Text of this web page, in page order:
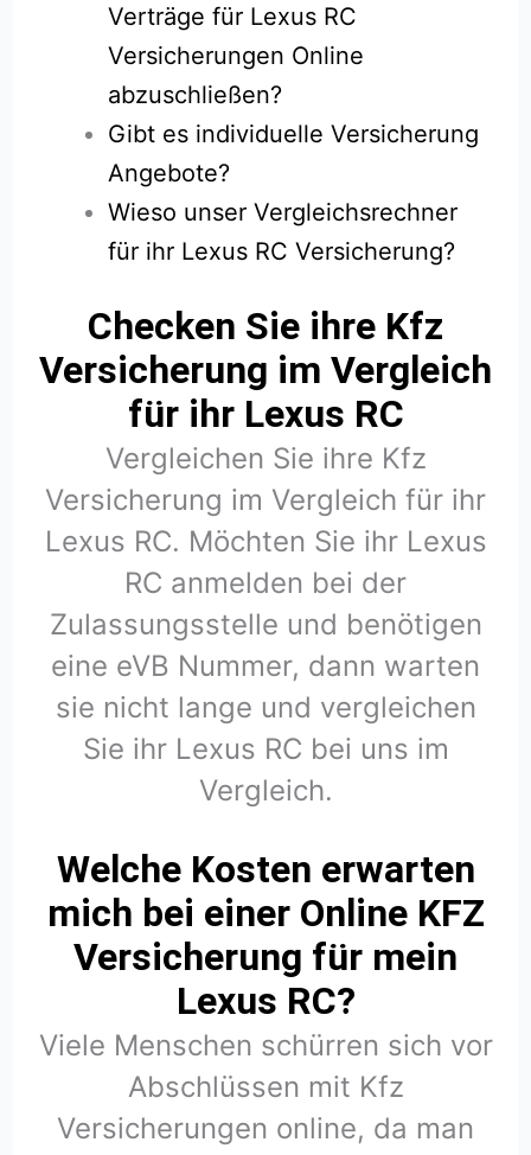
Verträge für Lexus RC
Versicherungen Online
abzuschließen?
Gibt es individuelle Versicherung
Angebote?
Wieso unser Vergleichsrechner
für ihr Lexus RC Versicherung?
Checken Sie ihre Kfz
Versicherung im Vergleich
für ihr Lexus RC
Vergleichen Sie ihre Kfz
Versicherung im Vergleich für ihr
Lexus RC. Möchten Sie ihr Lexus
RC anmelden bei der
Zulassungsstelle und benötigen
eine eVB Nummer, dann warten
sie nicht lange und vergleichen
Sie ihr Lexus RC bei uns im
Vergleich.
Welche Kosten erwarten
mich bei einer Online KFZ
Versicherung für mein
Lexus RC?
Viele Menschen schürren sich vor
Abschlüssen mit Kfz
Versicherungen online, da man